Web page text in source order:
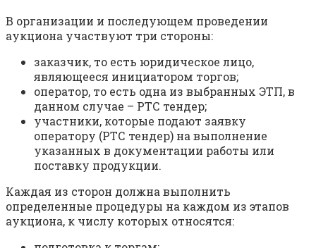
В организации и последующем проведении
аукциона участвуют три стороны:
заказчик, то есть юридическое лицо,
являющееся инициатором торгов;
оператор, то есть одна из выбранных ЭТП, в
данном случае – РТС тендер;
участники, которые подают заявку
оператору (РТС тендер) на выполнение
указанных в документации работы или
поставку продукции.
Каждая из сторон должна выполнить
определенные процедуры на каждом из этапов
аукциона, к числу которых относятся: